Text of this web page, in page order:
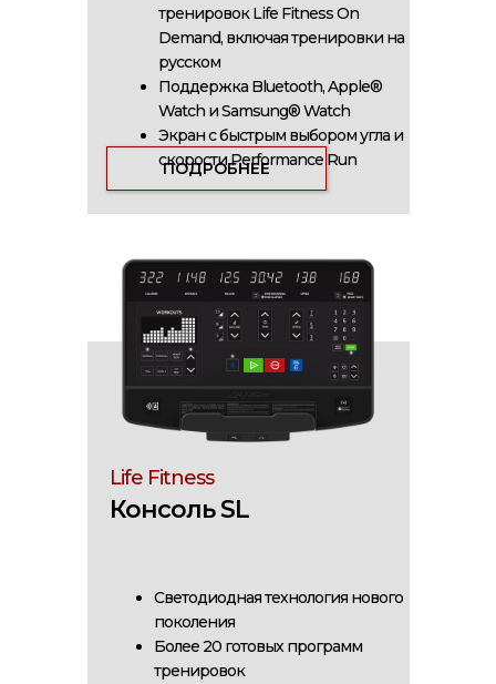
Life Fitness
Консоль SL
Светодиодная технология нового
поколения
Более 20 готовых программ
тренировок
тренировок Life Fitness On
Demand, включая тренировки на
русском
Поддержка Bluetooth, Apple®
Watch и Samsung® Watch
Экран c быстрым выбором угла и
скорости Performance Run
ПОДРОБНЕЕ